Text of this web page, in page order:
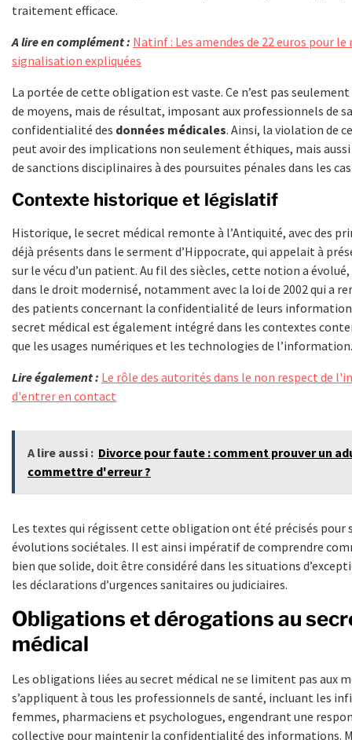
traitement efficace.
A lire en complément : Natinf : Les amendes de 22 euros pour
signalisation expliquées
La portée de cette obligation est vaste. Ce n’est pas
de moyens, mais de résultat, imposant aux professionnels de
confidentialité des données médicales. Ainsi, la violation de
peut avoir des implications non seulement éthiques, mais
de sanctions disciplinaires à des poursuites pénales dans les
Contexte historique et législatif
Historique, le secret médical remonte à l’Antiquité, avec des
déjà présents dans le serment d’Hippocrate, qui appelait à
sur le vécu d’un patient. Au fil des siècles, cette notion a
dans le droit modernisé, notamment avec la loi de 2002 qui a
des patients concernant la confidentialité de leurs
secret médical est également intégré dans les contextes
que les usages numériques et les technologies de l’information.
Lire également : Le rôle des autorités dans le non respect de
d'entrer en contact
A lire aussi : Divorce pour faute : comment prouver un
commettre d'erreur ?
Les textes qui régissent cette obligation ont été précisés pour
évolutions sociétales. Il est ainsi impératif de comprendre
bien que solide, doit être considéré dans les situations
les déclarations d’urgences sanitaires ou judiciaires.
Obligations et dérogations au
médical
Les obligations liées au secret médical ne se limitent pas aux
s’appliquent à tous les professionnels de santé, incluant les
femmes, pharmaciens et psychologues, engendrant une
collective pour maintenir la confidentialité des informations.